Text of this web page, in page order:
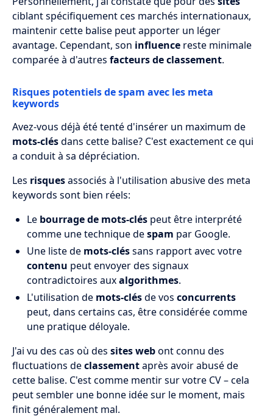
ciblant spécifiquement ces marchés internationaux,
maintenir cette balise peut apporter un léger
avantage. Cependant, son influence reste minimale
comparée à d'autres facteurs de classement.
Risques potentiels de spam avec les meta
keywords
Avez-vous déjà été tenté d'insérer un maximum de
mots-clésdans cette balise? C'est exactement ce qui
a conduit à sa dépréciation.
Les risquesassociés à l'utilisation abusive des meta
keywords sont bien réels:
Le bourrage de mots-clés peut être interprété
comme une technique despam par Google.
Une liste de mots-cléssans rapport avec votre
contenu peut envoyer des signaux
contradictoires auxalgorithmes.
L'utilisation de mots-clésde vos concurrents
peut, dans certains cas, être considérée comme
une pratique déloyale.
J'ai vu des cas où des sites webont connu des
fluctuations declassementaprès avoir abusé de
cette balise. C'est comme mentir sur votre CV – cela
peut sembler une bonne idée sur le moment, mais
finit généralement mal.